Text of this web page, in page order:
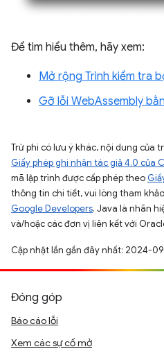
Để tìm hiểu thêm, hãy xem:
Mở rộng Trình kiểm tra
Gỡ lỗi WebAssembly
Trừ phi có lưu ý khác, nội dung của
Giấy phép ghi nhận tác giả 4.0 của
mã lập trình được cấp phép theo
thông tin chi tiết, vui lòng tham khảo
Google Developers. Java là nhãn
và/hoặc các đơn vị liên kết với
Cập nhật lần gần đây nhất: 2024-
Đóng góp
Báo cáo lỗi
Xem các sự cố mở